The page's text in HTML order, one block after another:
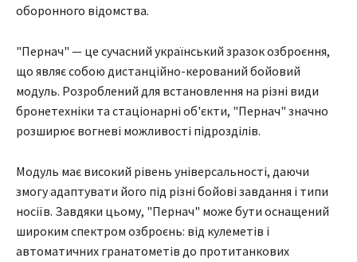
оборонного відомства.
"Пернач" — це сучасний український зразок озброєння,
що являє собою дистанційно-керований бойовий
модуль. Розроблений для встановлення на різні види
бронетехніки та стаціонарні об'єкти, "Пернач" значно
розширює вогневі можливості підрозділів.
Модуль має високий рівень універсальності, даючи
змогу адаптувати його під різні бойові завдання і типи
носіїв. Завдяки цьому, "Пернач" може бути оснащений
широким спектром озброєнь: від кулеметів і
автоматичних гранатометів до протитанкових